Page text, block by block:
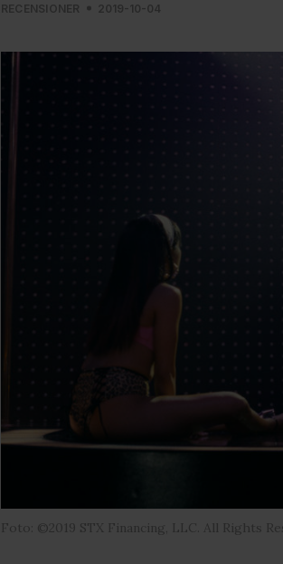
RECENSIONER 2019-10-04
Foto: ©2019 STX Financing, LLC. All Rights